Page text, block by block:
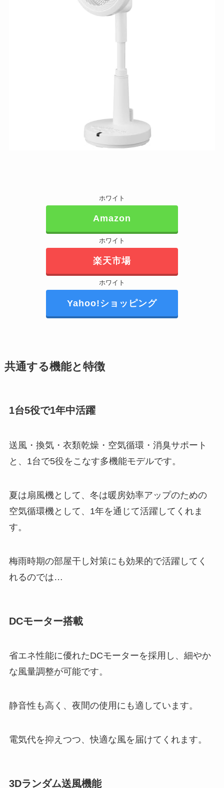
ホワイト
Amazon
ホワイト
楽天市場
ホワイト
Yahoo!ショッピング
共通する機能と特徴
1台5役で1年中活躍
送風・換気・衣類乾燥・空気循環・消臭サポート
と、1台で5役をこなす多機能モデルです。
夏は扇風機として、冬は暖房効率アップのための
空気循環機として、1年を通じて活躍してくれま
す。
梅雨時期の部屋干し対策にも効果的で活躍してく
れるのでは…
DCモーター搭載
省エネ性能に優れたDCモーターを採用し、細やか
な風量調整が可能です。
静音性も高く、夜間の使用にも適しています。
電気代を抑えつつ、快適な風を届けてくれます。
3Dランダム送風機能